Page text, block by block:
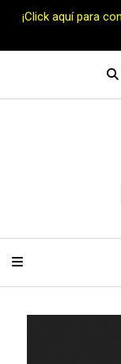
¡Click aquí para